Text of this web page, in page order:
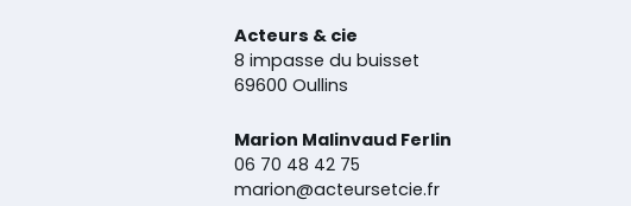
Acteurs & cie
8 impasse du buisset
69600 Oullins
Marion Malinvaud Ferlin
06 70 48 42 75
marion@acteursetcie.fr